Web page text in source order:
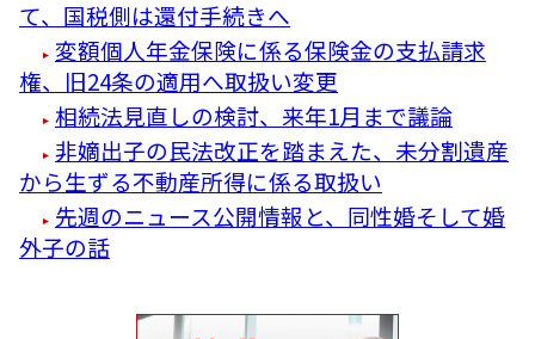
て、国税側は還付手続きへ
変額個人年金保険に係る保険金の支払請求
権、旧24条の適用へ取扱い変更
相続法見直しの検討、来年1月まで議論
非嫡出子の民法改正を踏まえた、未分割遺産
から生ずる不動産所得に係る取扱い
先週のニュース公開情報と、同性婚そして婚
外子の話